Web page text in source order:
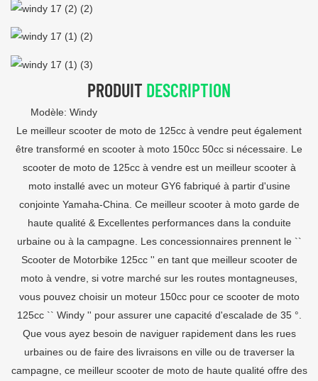
PRODUIT DESCRIPTION
Modèle: Windy
Le meilleur scooter de moto de 125cc à vendre peut également
être transformé en scooter à moto 150cc 50cc si nécessaire. Le
scooter de moto de 125cc à vendre est un meilleur scooter à
moto installé avec un moteur GY6 fabriqué à partir d'usine
conjointe Yamaha-China. Ce meilleur scooter à moto garde de
haute qualité & Excellentes performances dans la conduite
urbaine ou à la campagne. Les concessionnaires prennent le ``
Scooter de Motorbike 125cc '' en tant que meilleur scooter de
moto à vendre, si votre marché sur les routes montagneuses,
vous pouvez choisir un moteur 150cc pour ce scooter de moto
125cc `` Windy '' pour assurer une capacité d'escalade de 35 °.
Que vous ayez besoin de naviguer rapidement dans les rues
urbaines ou de faire des livraisons en ville ou de traverser la
campagne, ce meilleur scooter de moto de haute qualité offre des